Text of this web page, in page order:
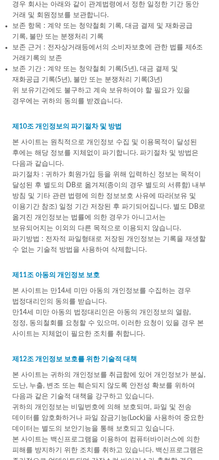
경우 회사는 아래와 같이 관계법령에서 정한 일정한 기간 동안
거래 및 회원정보를 보관합니다.
보존 항목 : 계약 또는 청약철회 기록, 대금 결제 및 재화공급
기록, 불만 또는 분쟁처리 기록
보존 근거 : 전자상거래등에서의 소비자보호에 관한 법률 제6조
거래기록의 보존
보존 기간 : 계약 또는 청약철회 기록(5년), 대금 결제 및
재화공급 기록(5년), 불만 또는 분쟁처리 기록(3년)
위 보유기간에도 불구하고 계속 보유하여야 할 필요가 있을
경우에는 귀하의 동의를 받겠습니다.
제10조 개인정보의 파기절차 및 방법
본 사이트는 원칙적으로 개인정보 수집 및 이용목적이 달성된
후에는 해당 정보를 지체없이 파기합니다. 파기절차 및 방법은
다음과 같습니다.
파기절차 : 귀하가 회원가입 등을 위해 입력하신 정보는 목적이
달성된 후 별도의 DB로 옮겨져(종이의 경우 별도의 서류함) 내부
방침 및 기타 관련 법령에 의한 정보보호 사유에 따라(보유 및
이용기간 참조) 일정 기간 저장된 후 파기되어집니다. 별도 DB로
옮겨진 개인정보는 법률에 의한 경우가 아니고서는
보유되어지는 이외의 다른 목적으로 이용되지 않습니다.
파기방법 : 전자적 파일형태로 저장된 개인정보는 기록을 재생할
수 없는 기술적 방법을 사용하여 삭제합니다.
제11조 아동의 개인정보 보호
본 사이트는 만14세 미만 아동의 개인정보를 수집하는 경우
법정대리인의 동의를 받습니다.
만14세 미만 아동의 법정대리인은 아동의 개인정보의 열람,
정정, 동의철회를 요청할 수 있으며, 이러한 요청이 있을 경우 본
사이트는 지체없이 필요한 조치를 취합니다.
제12조 개인정보 보호를 위한 기술적 대책
본 사이트는 귀하의 개인정보를 취급함에 있어 개인정보가 분실,
도난, 누출, 변조 또는 훼손되지 않도록 안전성 확보를 위하여
다음과 같은 기술적 대책을 강구하고 있습니다.
귀하의 개인정보는 비밀번호에 의해 보호되며, 파일 및 전송
데이터를 암호화하거나 파일 잠금기능(Lock)을 사용하여 중요한
데이터는 별도의 보안기능을 통해 보호되고 있습니다.
본 사이트는 백신프로그램을 이용하여 컴퓨터바이러스에 의한
피해를 방지하기 위한 조치를 취하고 있습니다. 백신프로그램은